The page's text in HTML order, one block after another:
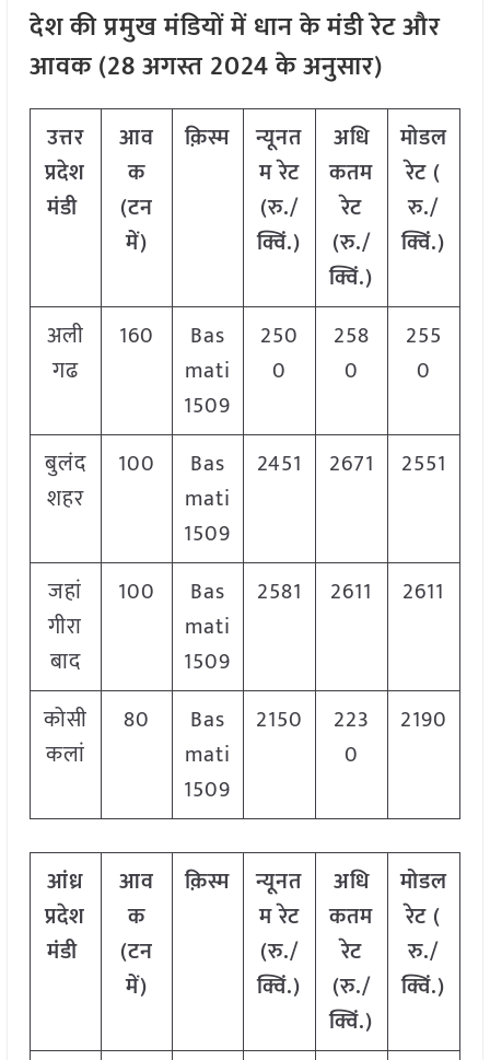
देश की प्रमुख मंडियों में धान के मंडी रेट और
आवक (28अगस्त 2024के अनुसार)
उत्तर
प्रदेश
मंडी
आव
क
(टन
में)
क़िस्म
न्यूनत
म रेट
(रु./
क्विं.)
अधि
कतम
रेट
(रु./
क्विं.)
मोडल
रेट (
रु./
क्विं.)
अली
गढ
160
Bas
mati
1509
250
0
258
0
255
0
बुलंद
शहर
100
Bas
mati
1509
2451 2671 2551
जहां
गीरा
बाद
100
Bas
mati
1509
2581 2611 2611
कोसी
कलां
80
Bas
mati
1509
2150
223
0
2190
आंध्र
प्रदेश
मंडी
आव
क
(टन
में)
क़िस्म
न्यूनत
म रेट
(रु./
क्विं.)
अधि
कतम
रेट
(रु./
क्विं.)
मोडल
रेट (
रु./
क्विं.)